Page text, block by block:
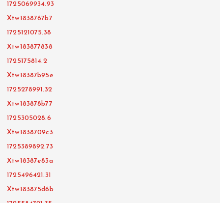
1725069934.93
Xtw1838767b7
1725121075.38
Xtw183877838
1725175814.2
Xtw18387b95e
1725278991.32
Xtw183878b77
1725305028.6
Xtw1838709c3
1725389892.73
Xtw18387e83a
1725496421.31
Xtw183875d6b